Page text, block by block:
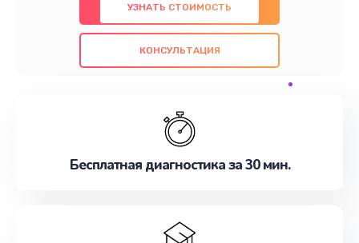
использованием оригинальных компонентов, а
также гарантируем качество всех
проведенных работ. Наша цель - предоставить
наилучшим образом. Не медлите записаться на
УЗНАТЬ СТОИМОСТЬ
КОНСУЛЬТАЦИЯ
Бесплатная диагностика за 30 мин.